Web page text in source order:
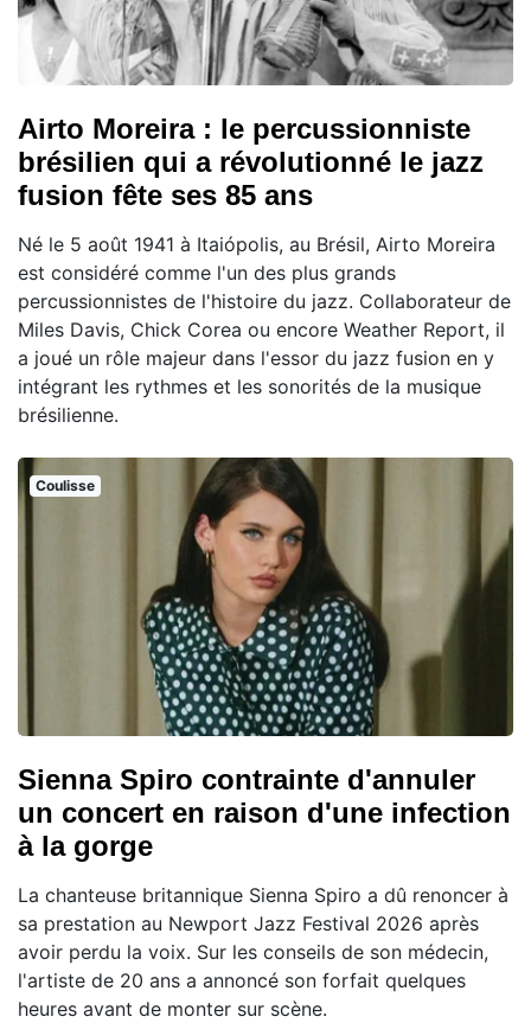
Airto Moreira : le percussionniste
brésilien qui a révolutionné le jazz
fusion fête ses 85 ans
Né le 5 août 1941 à Itaiópolis, au Brésil, Airto Moreira
est considéré comme l'un des plus grands
percussionnistes de l'histoire du jazz. Collaborateur de
Miles Davis, Chick Corea ou encore Weather Report, il
a joué un rôle majeur dans l'essor du jazz fusion en y
intégrant les rythmes et les sonorités de la musique
brésilienne.
Coulisse
Sienna Spiro contrainte d'annuler
un concert en raison d'une infection
à la gorge
La chanteuse britannique Sienna Spiro a dû renoncer à
sa prestation au Newport Jazz Festival 2026 après
avoir perdu la voix. Sur les conseils de son médecin,
l'artiste de 20 ans a annoncé son forfait quelques
heures avant de monter sur scène.